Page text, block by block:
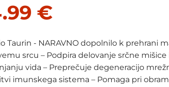
€
Taurin - NARAVNO dopolnilo k prehrani
srcu – Podpira delovanje srčne
vida – Preprečuje degeneracijo
imunskega sistema – Pomaga pri